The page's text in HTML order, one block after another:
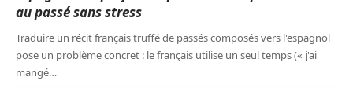
au passé sans stress
Traduire un récit français truffé de passés composés vers l'espagnol
pose un problème concret : le français utilise un seul temps (« j'ai
mangé…